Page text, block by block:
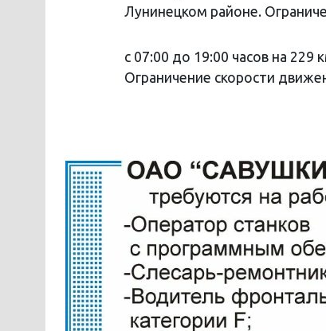
Лунинецком районе.
с 07:00 до 19:00 часов на
Ограничение скорости